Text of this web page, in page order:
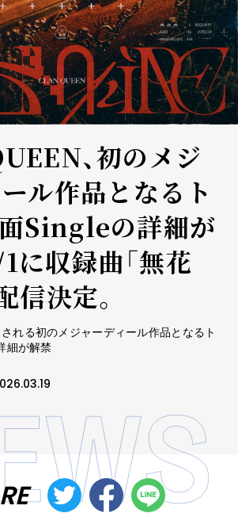
、初のメジ
ル作品となるト
Singleの詳細が
に収録曲「無花
信決定。
れる初のメジャーディール作品となるト
細が解禁